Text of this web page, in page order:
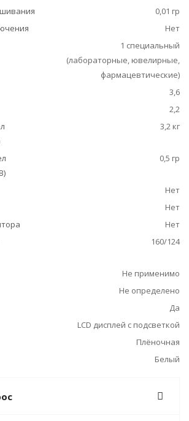
0,01 гр
Нет
1 специальный
(лабораторные, ювелирные,
фармацевтические)
3,6
2,2
3,2 кг
0,5 гр
Нет
Нет
Нет
160/124
Не применимо
Не определено
Да
LCD дисплей с подсветкой
Плёночная
Белый